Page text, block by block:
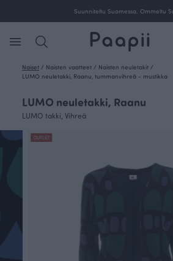
Suunniteltu Suomessa. Ommeltu
Naiset / Naisten vaatteet / Naisten neuletakit /
LUMO neuletakki, Raanu, tummanvihreä - mustikka
LUMO neuletakki, Raanu
LUMO takki, Vihreä
OUTLET